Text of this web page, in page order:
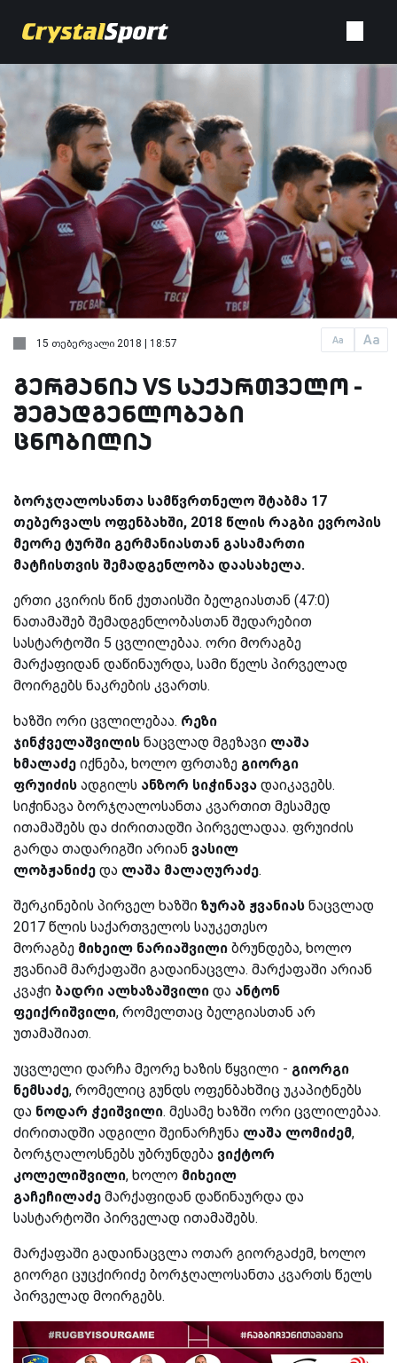
Aa Aa
15 თებერვალი 2018 | 18:57
გერმანია VS საქართველო -
შემადგენლობები
ცნობილია
ბორჯღალოსანთა სამწვრთნელო შტაბმა 17
თებერვალს ოფენბახში, 2018 წლის რაგბი ევროპის
მეორე ტურში გერმანიასთან გასამართი
მატჩისთვის შემადგენლობა დაასახელა.
ერთი კვირის წინ ქუთაისში ბელგიასთან (47:0)
ნათამაშებ შემადგენლობასთან შედარებით
სასტარტოში 5 ცვლილებაა. ორი მორაგბე
მარქაფიდან დაწინაურდა, სამი წელს პირველად
მოირგებს ნაკრების კვართს.
ხაზში ორი ცვლილებაა. რეზი
ჯინჭველაშვილის ნაცვლად მგეზავი ლაშა
ხმალაძე იქნება, ხოლო ფრთაზე გიორგი
ფრუიძის ადგილს ანზორ სიჭინავა დაიკავებს.
სიჭინავა ბორჯღალოსანთა კვართით მესამედ
ითამაშებს და ძირითადში პირველადაა. ფრუიძის
გარდა თადარიგში არიან ვასილ
ლობჟანიძე და ლაშა მალაღურაძე.
შერკინების პირველ ხაზში ზურაბ ჟვანიას ნაცვლად
2017 წლის საქართველოს საუკეთესო
მორაგბე მიხეილ ნარიაშვილი ბრუნდება, ხოლო
ჟვანიამ მარქაფაში გადაინაცვლა. მარქაფაში არიან
კვაჭი ბადრი ალხაზაშვილი და ანტონ
ფეიქრიშვილი, რომელთაც ბელგიასთან არ
უთამაშიათ.
უცვლელი დარჩა მეორე ხაზის წყვილი - გიორგი
ნემსაძე, რომელიც გუნდს ოფენბახშიც უკაპიტნებს
და ნოდარ ჭეიშვილი. მესამე ხაზში ორი ცვლილებაა.
ძირითადში ადგილი შეინარჩუნა ლაშა ლომიძემ,
ბორჯღალოსნებს უბრუნდება ვიქტორ
კოლელიშვილი, ხოლო მიხეილ
გაჩეჩილაძე მარქაფიდან დაწინაურდა და
სასტარტოში პირველად ითამაშებს.
მარქაფაში გადაინაცვლა ოთარ გიორგაძემ, ხოლო
გიორგი ცუცქირიძე ბორჯღალოსანთა კვართს წელს
პირველად მოირგებს.